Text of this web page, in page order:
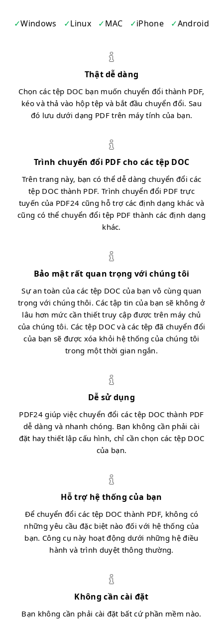
Windows Linux MAC iPhone Android
Thật dễ dàng
Chọn các tệp DOC bạn muốn chuyển đổi thành PDF,
kéo và thả vào hộp tệp và bắt đầu chuyển đổi. Sau
đó lưu dưới dạng PDF trên máy tính của bạn.
Trình chuyển đổi PDF cho các tệp DOC
Trên trang này, bạn có thể dễ dàng chuyển đổi các
tệp DOC thành PDF. Trình chuyển đổi PDF trực
tuyến của PDF24 cũng hỗ trợ các định dạng khác và
cũng có thể chuyển đổi tệp PDF thành các định dạng
khác.
Bảo mật rất quan trọng với chúng tôi
Sự an toàn của các tệp DOC của bạn vô cùng quan
trọng với chúng thôi. Các tập tin của bạn sẽ không ở
lâu hơn mức cần thiết truy cập được trên máy chủ
của chúng tôi. Các tệp DOC và các tệp đã chuyển đổi
của bạn sẽ được xóa khỏi hệ thống của chúng tôi
trong một thời gian ngắn.
Dễ sử dụng
PDF24 giúp việc chuyển đổi các tệp DOC thành PDF
dễ dàng và nhanh chóng. Bạn không cần phải cài
đặt hay thiết lập cấu hình, chỉ cần chọn các tệp DOC
của bạn.
Hỗ trợ hệ thống của bạn
Để chuyển đổi các tệp DOC thành PDF, không có
những yêu cầu đặc biệt nào đối với hệ thống của
bạn. Công cụ này hoạt động dưới những hệ điều
hành và trình duyệt thông thường.
Không cần cài đặt
Bạn không cần phải cài đặt bất cứ phần mềm nào.